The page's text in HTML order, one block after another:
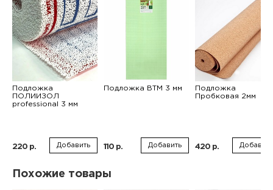
Подложка
ПОЛИИЗОЛ
professional 3 мм
220 р. Добавить
Подложка ВТМ 3 мм
110 р. Добавить
Подложка
Пробковая 2мм
420 р. Добавить
Похожие товары